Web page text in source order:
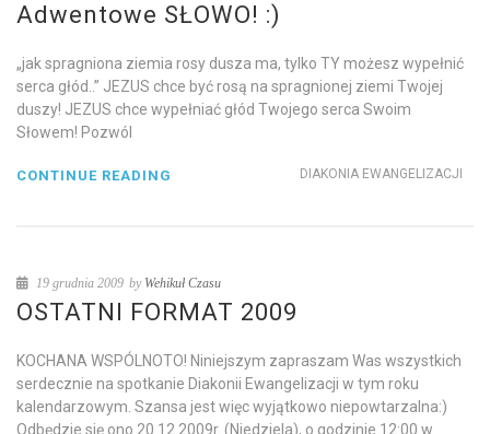
Adwentowe SŁOWO! :)
„jak spragniona ziemia rosy dusza ma, tylko TY możesz wypełnić
serca głód..” JEZUS chce być rosą na spragnionej ziemi Twojej
duszy! JEZUS chce wypełniać głód Twojego serca Swoim
Słowem! Pozwól
DIAKONIA EWANGELIZACJI
CONTINUE READING
19 grudnia 2009 by Wehikuł Czasu
OSTATNI FORMAT 2009
KOCHANA WSPÓLNOTO! Niniejszym zapraszam Was wszystkich
serdecznie na spotkanie Diakonii Ewangelizacji w tym roku
kalendarzowym. Szansa jest więc wyjątkowo niepowtarzalna:)
Odbędzie się ono 20.12.2009r. (Niedziela), o godzinie 12:00 w